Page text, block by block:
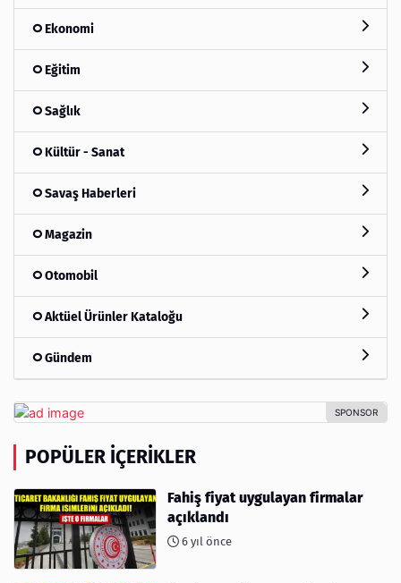
Ekonomi
Eğitim
Sağlık
Kültür - Sanat
Savaş Haberleri
Magazin
Otomobil
Aktüel Ürünler Kataloğu
Gündem
POPÜLER İÇERIKLER
Fahiş fiyat uygulayan firmalar
açıklandı
6 yıl önce